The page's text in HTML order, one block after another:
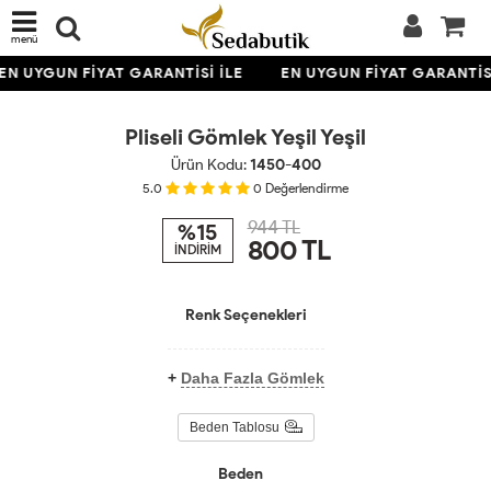
menü
UYGUN FİYAT GARANTİSİ İLE EN UYGUN FİYAT
Pliseli Gömlek Yeşil Yeşil
Ürün Kodu:1450-400
5.0 0 Değerlendirme
%15
İNDİRİM
944 TL
800TL
Renk Seçenekleri
+ Daha Fazla Gömlek
Beden Tablosu
Beden